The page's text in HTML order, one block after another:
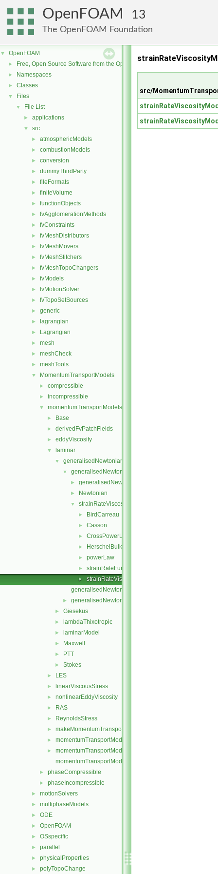
OpenFOAM 13
The OpenFOAM Foundation
▼ OpenFOAM
► Free, Open Source Software from the OpenFOAM Foundation
► Namespaces
► Classes
▼ Files
▼ File List
► applications
▼ src
► atmosphericModels
► combustionModels
► conversion
► dummyThirdParty
► fileFormats
► finiteVolume
► functionObjects
► fvAgglomerationMethods
► fvConstraints
► fvMeshDistributors
► fvMeshMovers
► fvMeshStitchers
► fvMeshTopoChangers
► fvModels
► fvMotionSolver
► fvTopoSetSources
► generic
► lagrangian
► Lagrangian
► mesh
► meshCheck
► meshTools
▼ MomentumTransportModels
► compressible
► incompressible
▼ momentumTransportModels
► Base
► derivedFvPatchFields
► eddyViscosity
▼ laminar
▼ generalisedNewtonian
▼ generalisedNewtonianViscosityModels
► generalisedNewtonianViscosityModel
► Newtonian
▼ strainRateViscosityModels
► BirdCarreau
► Casson
► CrossPowerLaw
► HerschelBulkley
► powerLaw
► strainRateFunction
►
strainRateViscosityModel
generalisedNewtonian.C
► generalisedNewtonian.H
► Giesekus
► lambdaThixotropic
► laminarModel
► Maxwell
► PTT
► Stokes
► LES
► linearViscousStress
► nonlinearEddyViscosity
► RAS
► ReynoldsStress
► makeMomentumTransportModel.H
► momentumTransportModel.C
►
momentumTransportModel.H
momentumTransportModelTemplates.C
► phaseCompressible
► phaseIncompressible
► motionSolvers
► multiphaseModels
► ODE
► OpenFOAM
► OSspecific
► parallel
► physicalProperties
► polyTopoChange
src/